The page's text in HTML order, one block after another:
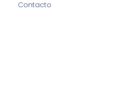
Contacto